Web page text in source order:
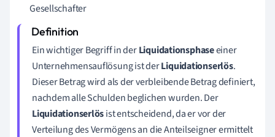
Gesellschafter
Ein wichtiger Begriff in derLiquidationsphaseeiner
Unternehmensauflösung ist derLiquidationserlös.
Dieser Betrag wird als der verbleibende Betrag definiert,
nachdem alle Schulden beglichen wurden. Der
Liquidationserlösist entscheidend, da er vor der
Verteilung des Vermögens an die Anteilseigner ermittelt